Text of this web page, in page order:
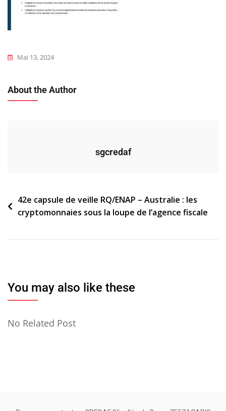
Mai 13, 2024
About the Author
sgcredaf
Navigation
de
42e capsule de veille RQ/ENAP – Australie : les
cryptomonnaies sous la loupe de l’agence fiscale
You may also like these
No Related Post